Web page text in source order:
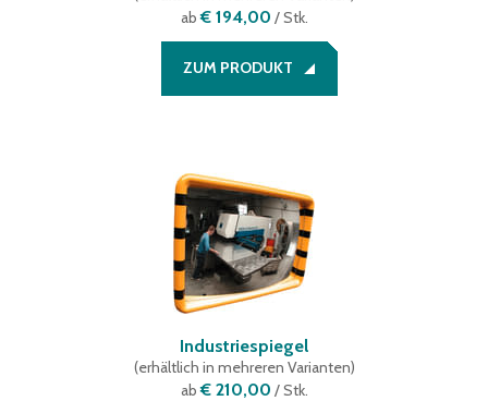
ab€ 194,00 / Stk.
ZUM PRODUKT
Industriespiegel
(erhältlich in mehreren Varianten)
ab€ 210,00 / Stk.